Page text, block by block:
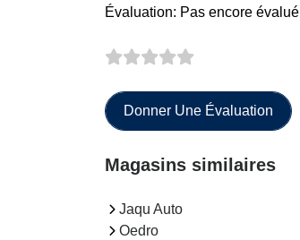
Évaluation: Pas encore évalué
Donner Une Évaluation
Magasins similaires
Jaqu Auto
Oedro